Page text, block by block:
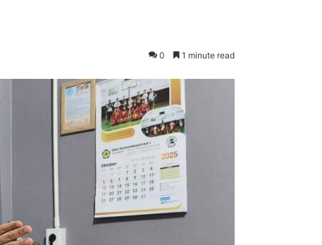
0 1 minute read